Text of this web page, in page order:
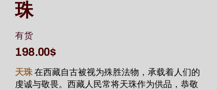
珠
有货
198.00$
天珠 在西藏自古被视为殊胜法物，承载着人们的
虔诚与敬畏。西藏人民常将天珠作为供品，恭敬